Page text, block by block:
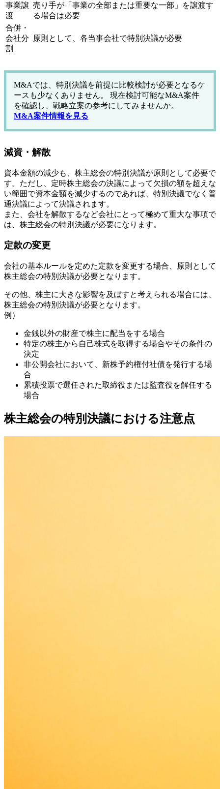
事業譲
渡
売り手が「事業の全部または重要な一部」を譲渡す
る場合は必要
合併・
会社分
割
原則として、各当事会社で特別決議が必要
M&Aでは、特別決議を前提に比較検討が必要となるケ
ースも少なくありません。 現在検討可能なM&A案件
を確認し、戦略立案の参考にしてみませんか。
M&A案件情報を見る
減資・解散
資本金額の減少も、株主総会の特別決議が原則として必要で
す。ただし、定時株主総会の決議によって欠損の額を超えな
い範囲で資本金額を減少するのであれば、特別決議でなく普
通決議によって決議されます。
また、会社を解散するなど会社にとって極めて重大な事項で
は、株主総会の特別決議が必要になります。
定款の変更
会社の基本ルールを定めた定款を変更する場合、原則として
株主総会の特別決議が必要となります。
その他、株主に大きな影響を及ぼすと考えられる場合には、
株主総会の特別決議が必要となります。
例）
金銭以外の財産で株主に配当をする場合
特定の株主から自己株式を取得する場合やその条件の
決定
非公開会社において、新株予約権付社債を発行する場
合
累積投票で選任された取締役または監査役を解任する
場合
株主総会の特別決議における注意点